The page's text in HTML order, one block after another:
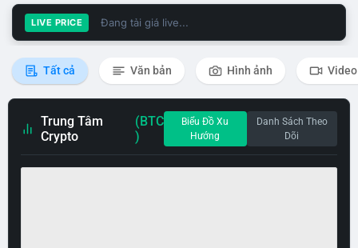
LIVE PRICE Đang tải giá live...
Tất cả Văn bản Hình ảnh Video
Trung Tâm
Crypto
(BTC
)
Biểu Đồ Xu
Hướng
Danh Sách Theo
Dõi